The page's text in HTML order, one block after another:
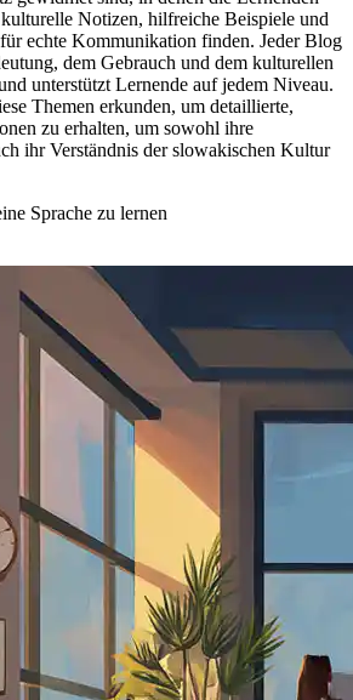
Notizen, hilfreiche Beispiele und
echte Kommunikation finden. Jeder Blog
dem Gebrauch und dem kulturellen
unterstützt Lernende auf jedem Niveau.
Themen erkunden, um detaillierte,
zu erhalten, um sowohl ihre
ihr Verständnis der slowakischen Kultur
Sprache zu lernen